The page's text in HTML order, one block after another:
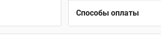
Способы оплаты